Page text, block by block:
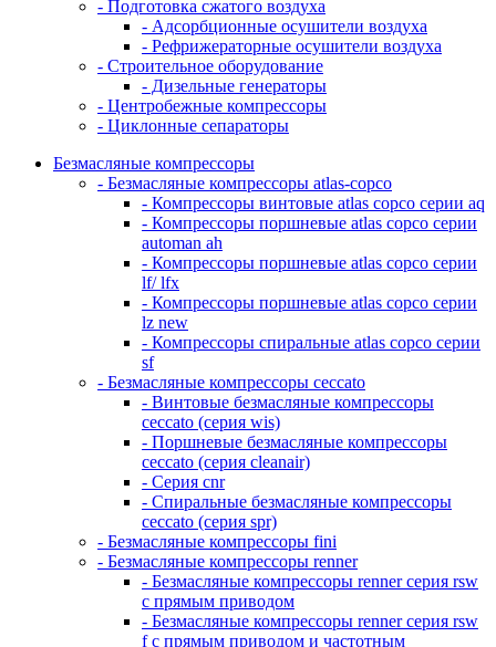
- Подготовка сжатого воздуха
- Адсорбционные осушители воздуха
- Рефрижераторные осушители воздуха
- Строительное оборудование
- Дизельные генераторы
- Центробежные компрессоры
- Циклонные сепараторы
Безмасляные компрессоры
- Безмасляные компрессоры atlas-copco
- Компрессоры винтовые atlas copco серии aq
- Компрессоры поршневые atlas copco серии
automan ah
- Компрессоры поршневые atlas copco серии
lf/ lfx
- Компрессоры поршневые atlas copco серии
lz new
- Компрессоры спиральные atlas copco серии
sf
- Безмасляные компрессоры ceccato
- Винтовые безмасляные компрессоры
ceccato (серия wis)
- Поршневые безмасляные компрессоры
ceccato (серия cleanair)
- Серия cnr
- Спиральные безмасляные компрессоры
ceccato (серия spr)
- Безмасляные компрессоры fini
- Безмасляные компрессоры renner
- Безмасляные компрессоры renner серия rsw
с прямым приводом
- Безмасляные компрессоры renner серия rsw
f с прямым приводом и частотным